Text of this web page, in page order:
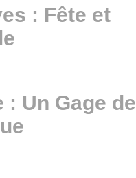
: Fête et
: Un Gage de